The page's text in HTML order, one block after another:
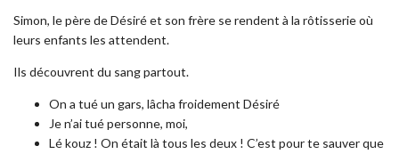
Simon, le père de Désiré et son frère se rendent à la rôtisserie où
leurs enfants les attendent.
Ils découvrent du sang partout.
On a tué un gars, lâcha froidement Désiré
Je n’ai tué personne, moi,
Lé kouz ! On était là tous les deux ! C’est pour te sauver que